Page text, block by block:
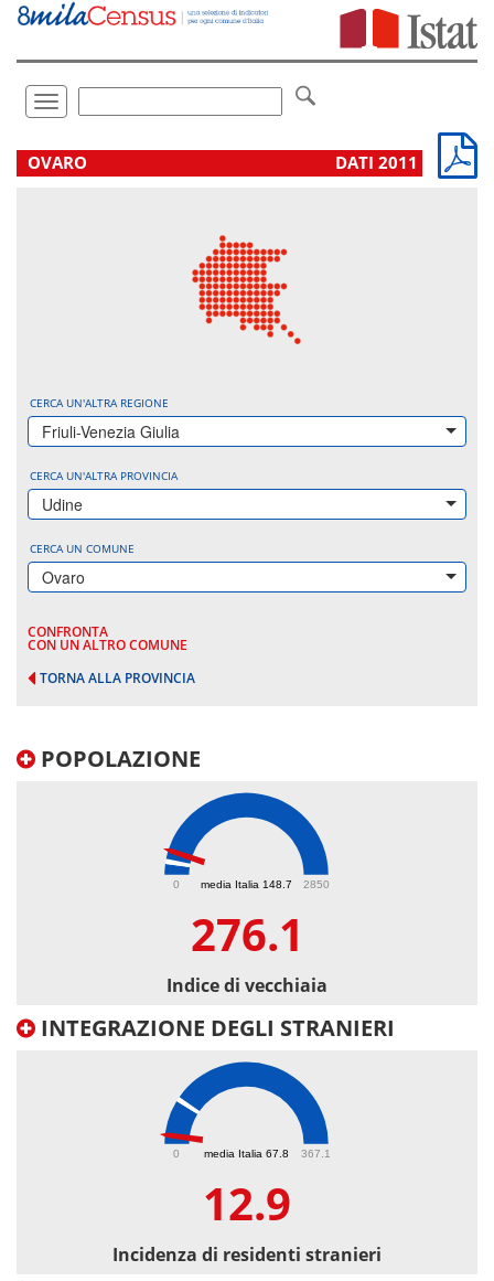
Vai
direttamente
Toggle
navigation
.
OVARO DATI 2011
CERCA UN'ALTRA REGIONE
Friuli-Venezia Giulia
CERCA UN'ALTRA PROVINCIA
Udine
CERCA UN COMUNE
Ovaro
CONFRONTA
CON UN ALTRO COMUNE
TORNA ALLA PROVINCIA
POPOLAZIONE
media Italia 148.7
0 2850
276.1
Indice di vecchiaia
INTEGRAZIONE DEGLI STRANIERI
media Italia 67.8
0 367.1
12.9
Incidenza di residenti stranieri